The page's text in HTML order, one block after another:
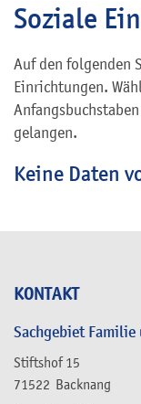
KONTAKT
Sachgebiet Familie
Stiftshof 15
71522 Backnang
Soziale
Auf den folgenden
Einrichtungen.
gelangen.
Keine Daten